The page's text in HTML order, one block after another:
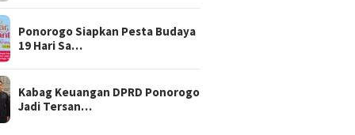
Ponorogo Siapkan Pesta Budaya
19 Hari Sa…
Kabag Keuangan DPRD Ponorogo
Jadi Tersan…